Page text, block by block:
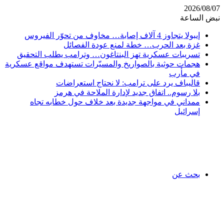
2026/08/07
نبض الساعة
إيبولا يتجاوز 4 آلاف إصابة… مخاوف من تحوّر الفيروس
غزة بعد الحرب… خطة لمنع عودة الفصائل
تسريبات عسكرية تهز البنتاغون… وترامب يطلب التحقيق
هجمات حوثية بالصواريخ والمسيّرات تستهدف مواقع عسكرية
في مأرب
قاليباف يرد على ترامب: لا نحتاج استعراضات
بلا رسوم.. اتفاق جديد لإدارة الملاحة في هرمز
ممداني في مواجهة جديدة بعد خلاف حول خطابه تجاه
إسرائيل
بحث عن